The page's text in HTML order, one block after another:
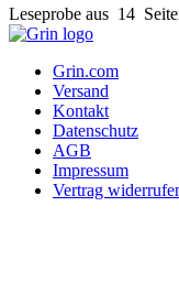
Leseprobe aus 14 Seiten